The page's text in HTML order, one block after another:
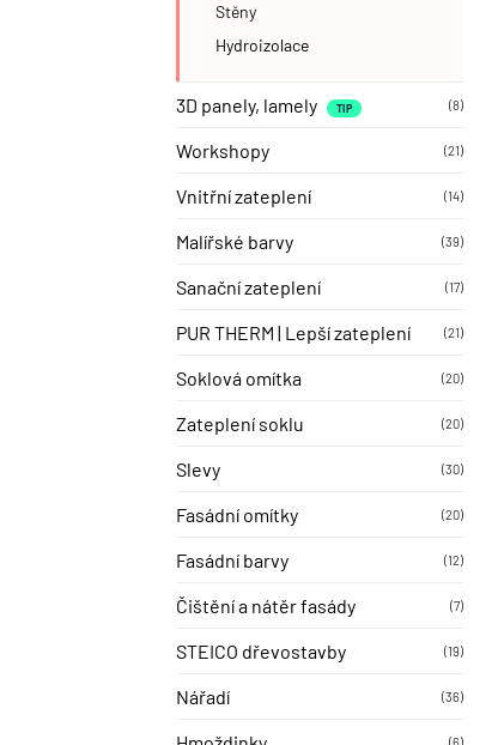
Stěny
Hydroizolace
3D panely, lamely (8)
Workshopy (21)
Vnitřní zateplení (14)
Malířské barvy (39)
Sanační zateplení (17)
PUR THERM | Lepší zateplení (21)
Soklová omítka (20)
Zateplení soklu (20)
Slevy (30)
Fasádní omítky (20)
Fasádní barvy (12)
Čištění a nátěr fasády (7)
STEICO dřevostavby (19)
Nářadí (36)